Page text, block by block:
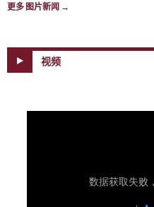
更多 图片新闻 →
视频